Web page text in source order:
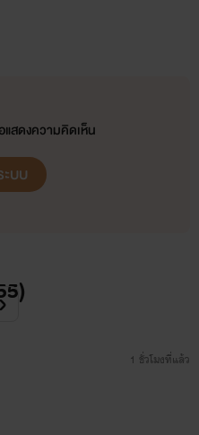
สดงความคิดเห็น
ะบบ
)
1 ชั่วโมงที่แล้ว